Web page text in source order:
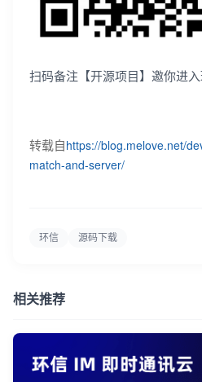
扫码备注【开源项目】邀你进
转载自 https://blog.melove.net/
match-and-server/
环信 源码下载
相关推荐